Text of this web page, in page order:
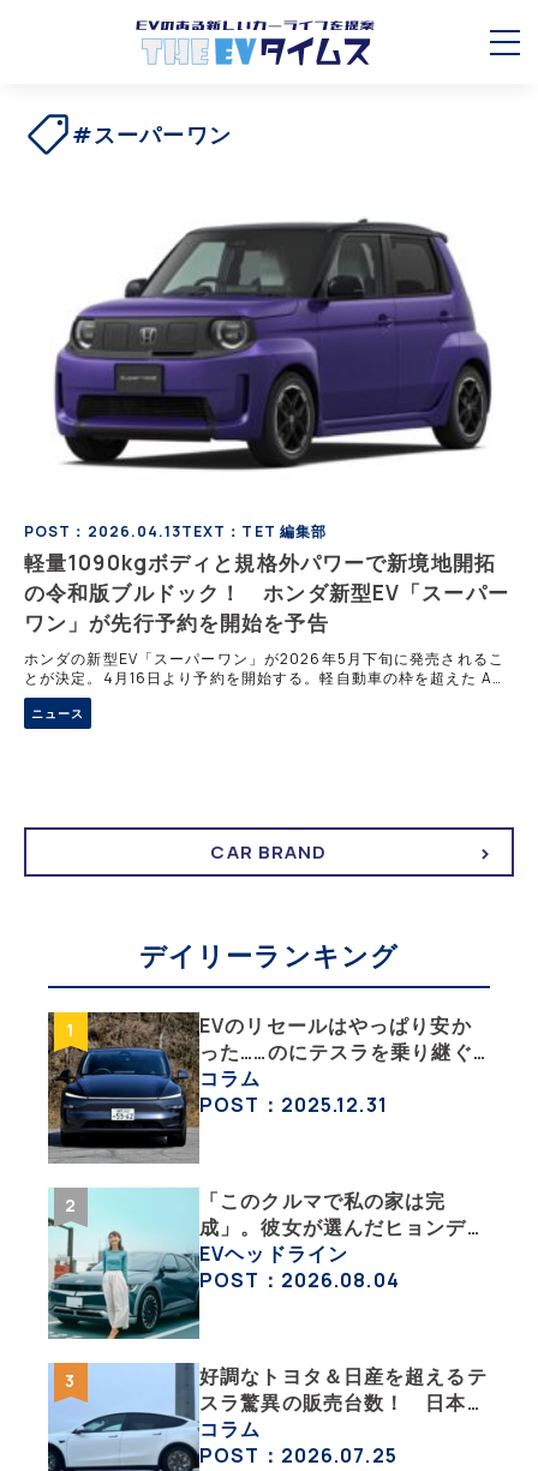
#スーパーワン
POST：2026.04.13TEXT：TET 編集部
軽量1090kgボディと規格外パワーで新境地開拓
の令和版ブルドック！ ホンダ新型EV「スーパー
ワン」が先行予約を開始を予告
ホンダの新型EV「スーパーワン」が2026年5月下旬に発売されるこ
とが決定。4月16日より予約を開始する。軽自動車の枠を超えた Aセ
グメント設計により、車重1090kgの軽量ボディと最高出力70kWを
実現。一充電航続距離は274km。規格外の走りと実用性を両立した
唯一無二の小型EVの魅力を詳報する。
ニュース
CAR BRAND
デイリーランキング
EVのリセールはやっぱり安か
った……のにテスラを乗り継ぐ
ってどういうこと？ 【テスラ
沼にはまった大学教授のEV生
コラム
POST：2025.12.31
「このクルマで私の家は完
成」。彼女が選んだヒョンデ
「IONIQ 5」の「エネルギーハ
ック」な生活【ななみんEVレ
EVヘッドライン
POST：2026.08.04
好調なトヨタ＆日産を超えるテ
スラ驚異の販売台数！ 日本の
EV市場はますます拡大
コラム
POST：2026.07.25